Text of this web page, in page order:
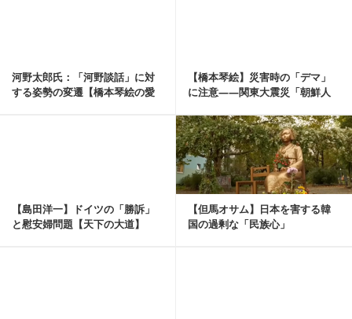
河野太郎氏：「河野談話」に対
する姿勢の変遷【橋本琴絵の愛
【橋本琴絵】災害時の「デマ」
に注意――関東大震災「朝鮮人
【島田洋一】ドイツの「勝訴」
と慰安婦問題【天下の大道】
【但馬オサム】日本を害する韓
国の過剰な「民族心」